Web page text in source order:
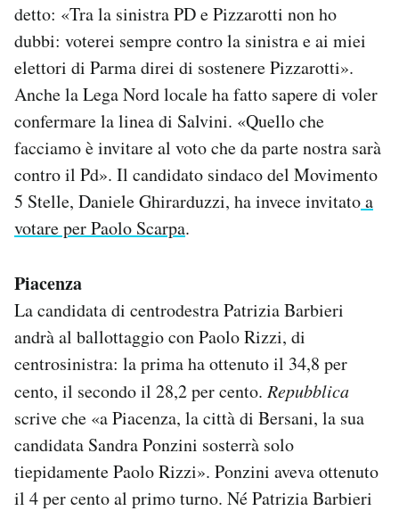
detto: «Tra la sinistra PD e Pizzarotti non ho
dubbi: voterei sempre contro la sinistra e ai miei
elettori di Parma direi di sostenere Pizzarotti».
Anche la Lega Nord locale ha fatto sapere di voler
confermare la linea di Salvini. «Quello che
facciamo è invitare al voto che da parte nostra sarà
contro il Pd». Il candidato sindaco del Movimento
5 Stelle, Daniele Ghirarduzzi, ha invece invitatoa
votare per Paolo Scarpa.
Piacenza
La candidata di centrodestra Patrizia Barbieri
andrà al ballottaggio con Paolo Rizzi, di
centrosinistra: la prima ha ottenuto il 34,8 per
cento, il secondo il 28,2 per cento. Repubblica
scrive che «a Piacenza, la città di Bersani, la sua
candidata Sandra Ponzini sosterrà solo
tiepidamente Paolo Rizzi». Ponzini aveva ottenuto
il 4 per cento al primo turno. Né Patrizia Barbieri